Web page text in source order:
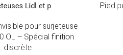
pour surjeteuse
OL – Spécial finition
discrète
Pied